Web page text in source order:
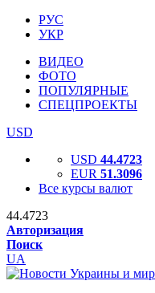
РУС
УКР
ВИДЕО
ФОТО
ПОПУЛЯРНЫЕ
СПЕЦПРОЕКТЫ
USD
USD 44.4723
EUR 51.3096
Все курсы валют
44.4723
Авторизация
Поиск
UA